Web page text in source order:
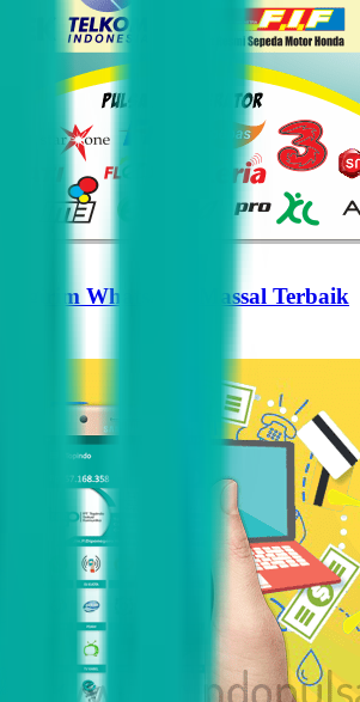
WhatsApp Massal Terbaik